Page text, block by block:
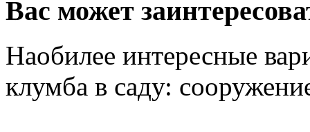
Вас может
Наобилее интересные
клумба в саду: